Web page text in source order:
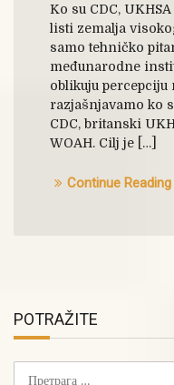
Ko su CDC,
listi zemalja
samo tehničko
međunarodne
oblikuju percepciju
razjašnjavamo ko
CDC, britanski
WOAH. Cilj je […]
Continue Reading
POTRAŽITE